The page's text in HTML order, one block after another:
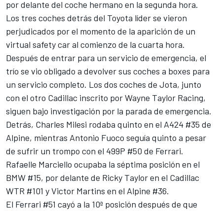
por delante del coche hermano en la segunda hora.
Los tres coches detrás del Toyota líder se vieron
perjudicados por el momento de la aparición de un
virtual safety car al comienzo de la cuarta hora.
Después de entrar para un servicio de emergencia, el
trío se vio obligado a devolver sus coches a boxes para
un servicio completo. Los dos coches de Jota, junto
con el otro Cadillac inscrito por Wayne Taylor Racing,
siguen bajo investigación por la parada de emergencia.
Detrás, Charles Milesi rodaba quinto en el A424 #35 de
Alpine, mientras Antonio Fuoco seguía quinto a pesar
de sufrir un trompo con el 499P #50 de Ferrari.
Rafaelle Marciello ocupaba la séptima posición en el
BMW #15, por delante de Ricky Taylor en el Cadillac
WTR #101 y Victor Martins en el Alpine #36.
El Ferrari #51 cayó a la 10ª posición después de que